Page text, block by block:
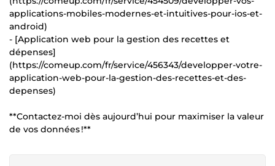
applications-mobiles-modernes-et-intuitives-pour-ios-et-
android)
- [Application web pour la gestion des recettes et
dépenses]
(https://comeup.com/fr/service/456343/developper-votre-
application-web-pour-la-gestion-des-recettes-et-des-
depenses)
**Contactez-moi dès aujourd’hui pour maximiser la valeur
de vos données !**